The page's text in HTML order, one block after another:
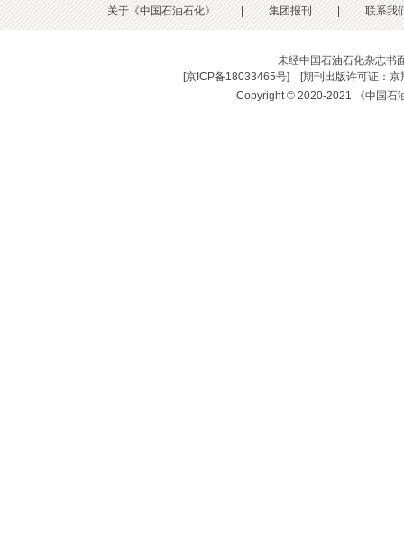
关于《中国石油石化》 | 集团报刊 | 联系我
未经中国石油石化杂志书
[京ICP备18033465号] [期刊出版许可证：
Copyright © 2020-2021 《中国石